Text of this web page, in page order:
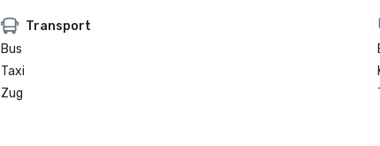
Transport
Bus
Taxi
Zug